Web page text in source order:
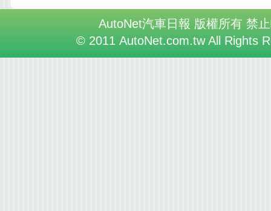
AutoNet汽車日報 版權所有 禁
© 2011 AutoNet.com.tw All Rights